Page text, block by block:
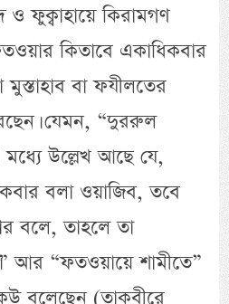
ফুক্বাহায়ে কিরামগণ
কিতাবে একাধিকবার
বা ফযীলতের
যেমন, “দুররুল
উল্লেখ আছে যে,
বলা ওয়াজিব, তবে
বলে, তাহলে তা
আর “ফতওয়ায়ে শামীতে”
বলেছেন (তাকবীরে